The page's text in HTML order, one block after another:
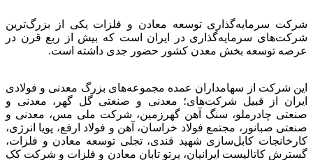
شرکت سرمایه‌گذاری توسعه معادن و فلزات یکی از بزرگ‌ترین
شرکت‌های سرمایه‌گذاری در ایران است که بیش از ربع قرن در
عرصه توسعه بخش معدن کشور حضور جدی داشته است.
این شرکت از سهامداران عمده مجموعه‌های بزرگ معدنی و فولادی
ایران از قبیل شرکت‌های؛ معدنی و صنعتی گل گهر، معدنی و
صنعتی چادرملو، سنگ آهن گهرزمین، شرکت ملی مس، معدنی و
صنعتی صبانور، مجتمع فولاد خراسان، آهن و فولاد ارفع، پویا انرژی،
کارخانجات کابل‌سازی شهید قندی، تجلی توسعه معادن و فلزات،
گسترش کاتالیست ایرانیان، پرتو تابان معادن و فلزات و شرکت کک